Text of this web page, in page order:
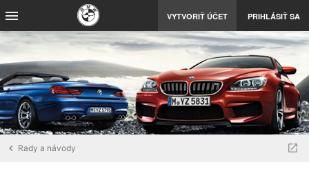
VYTVORIŤ ÚČET PRIHLÁSIŤ SA
Rady a návody